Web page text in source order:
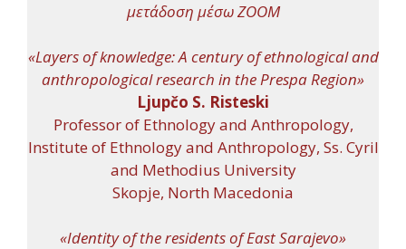
μετάδοση μέσω ZOOM
«Layers of knowledge: A century of ethnological and
anthropological research in the Prespa Region»
Ljupčo S. Risteski
Professor of Ethnology and Anthropology,
Institute of Ethnology and Anthropology, Ss. Cyril
and Methodius University
Skopje, North Macedonia
«Identity of the residents of East Sarajevo»